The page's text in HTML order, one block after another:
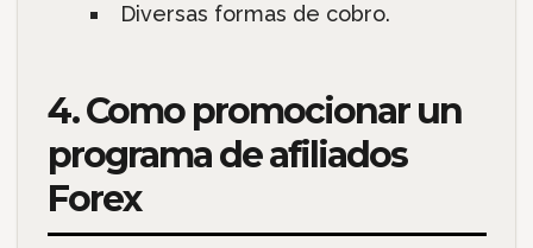
Diversas formas de cobro.
4. Como promocionar un
programa de afiliados
Forex